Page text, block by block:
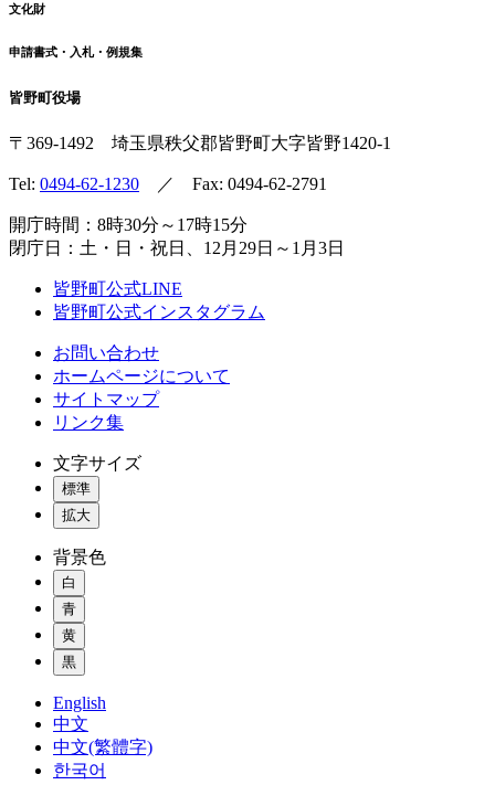
文化財
申請書式・入札・例規集
皆野町役場
〒369-1492 埼玉県秩父郡皆野町大字皆野1420-1
Tel: 0494-62-1230 ／ Fax: 0494-62-2791
開庁時間：8時30分～17時15分
閉庁日：土・日・祝日、12月29日～1月3日
皆野町公式LINE
皆野町公式インスタグラム
お問い合わせ
ホームページについて
サイトマップ
リンク集
文字サイズ
標準
拡大
背景色
白
青
黄
黒
English
中文
中文(繁體字)
한국어